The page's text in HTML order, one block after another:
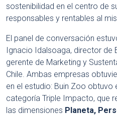
sostenibilidad en el centro de
responsables y rentables al
El panel de conversación
Ignacio Idalsoaga, director de
gerente de Marketing y
Chile. Ambas empresas
en el estudio: Buin Zoo obtuvo
categoría Triple Impacto, que
las dimensiones Planeta,